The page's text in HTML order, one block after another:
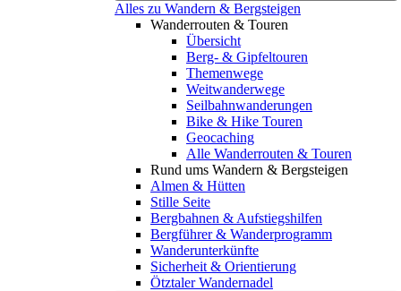
Alles zu Wandern & Bergsteigen
Wanderrouten & Touren
Übersicht
Berg- & Gipfeltouren
Themenwege
Weitwanderwege
Seilbahnwanderungen
Bike & Hike Touren
Geocaching
Alle Wanderrouten & Touren
Rund ums Wandern & Bergsteigen
Almen & Hütten
Stille Seite
Bergbahnen & Aufstiegshilfen
Bergführer & Wanderprogramm
Wanderunterkünfte
Sicherheit & Orientierung
Ötztaler Wandernadel